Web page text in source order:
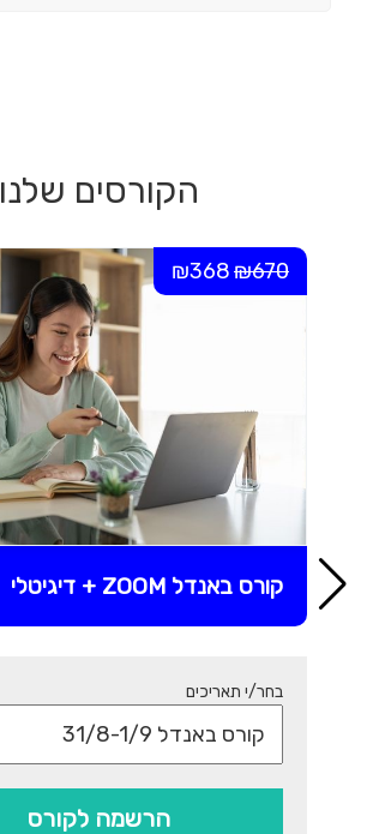
הקורסים שלנו
₪670
₪368
קורס באנדל ZOOM + דיגיטלי
בחר/י תאריכים
הרשמה לקורס